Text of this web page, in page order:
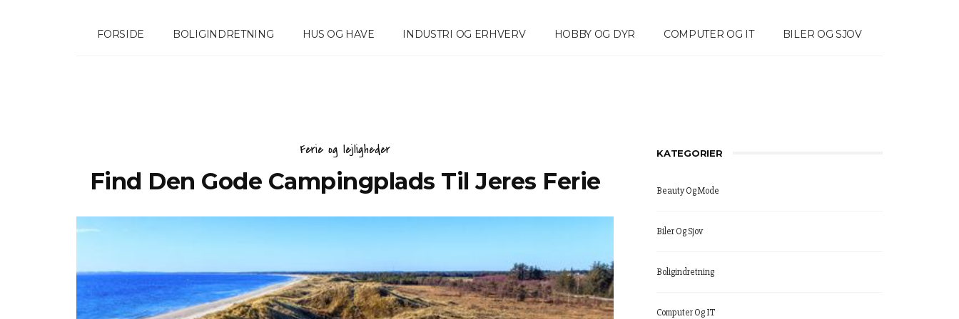
FORSIDE BOLIGINDRETNING HUS OG HAVE INDUSTRI OG ERHVERV HOBBY OG DYR COMPUTER OG IT BILER OG SJOV
Ferie og lejligheder
Find Den Gode Campingplads Til Jeres Ferie
KATEGORIER
Beauty Og Mode
Biler Og Sjov
Boligindretning
Computer Og IT